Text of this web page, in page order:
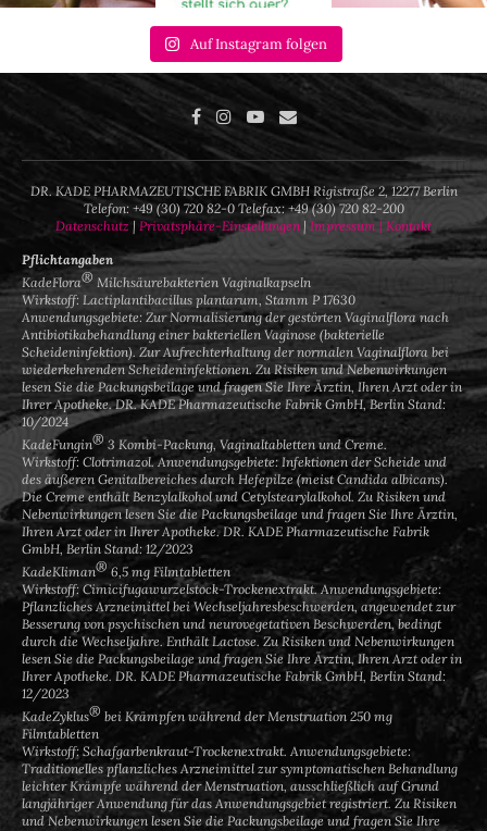
Auf Instagram folgen
DR. KADE PHARMAZEUTISCHE FABRIK GMBH Rigistraße 2, 12277 Berlin
Telefon: +49 (30) 720 82-0 Telefax: +49 (30) 720 82-200
Datenschutz | Privatsphäre-Einstellungen | Impressum | Kontakt
Pflichtangaben
KadeFlora® Milchsäurebakterien Vaginalkapseln
Wirkstoff: Lactiplantibacillus plantarum, Stamm P 17630
Anwendungsgebiete: Zur Normalisierung der gestörten Vaginalflora nach
Antibiotikabehandlung einer bakteriellen Vaginose (bakterielle
Scheideninfektion). Zur Aufrechterhaltung der normalen Vaginalflora bei
wiederkehrenden Scheideninfektionen. Zu Risiken und Nebenwirkungen
lesen Sie die Packungsbeilage und fragen Sie Ihre Ärztin, Ihren Arzt oder in
Ihrer Apotheke. DR. KADE Pharmazeutische Fabrik GmbH, Berlin Stand:
10/2024
KadeFungin® 3 Kombi-Packung, Vaginaltabletten und Creme.
Wirkstoff: Clotrimazol. Anwendungsgebiete: Infektionen der Scheide und
des äußeren Genitalbereiches durch Hefepilze (meist Candida albicans).
Die Creme enthält Benzylalkohol und Cetylstearylalkohol. Zu Risiken und
Nebenwirkungen lesen Sie die Packungsbeilage und fragen Sie Ihre Ärztin,
Ihren Arzt oder in Ihrer Apotheke. DR. KADE Pharmazeutische Fabrik
GmbH, Berlin Stand: 12/2023
KadeKliman® 6,5 mg Filmtabletten
Wirkstoff: Cimicifugawurzelstock-Trockenextrakt. Anwendungsgebiete:
Pflanzliches Arzneimittel bei Wechseljahresbeschwerden, angewendet zur
Besserung von psychischen und neurovegetativen Beschwerden, bedingt
durch die Wechseljahre. Enthält Lactose. Zu Risiken und Nebenwirkungen
lesen Sie die Packungsbeilage und fragen Sie Ihre Ärztin, Ihren Arzt oder in
Ihrer Apotheke. DR. KADE Pharmazeutische Fabrik GmbH, Berlin Stand:
12/2023
KadeZyklus® bei Krämpfen während der Menstruation 250 mg
Filmtabletten
Wirkstoff: Schafgarbenkraut-Trockenextrakt. Anwendungsgebiete:
Traditionelles pflanzliches Arzneimittel zur symptomatischen Behandlung
leichter Krämpfe während der Menstruation, ausschließlich auf Grund
langjähriger Anwendung für das Anwendungsgebiet registriert. Zu Risiken
und Nebenwirkungen lesen Sie die Packungsbeilage und fragen Sie Ihre